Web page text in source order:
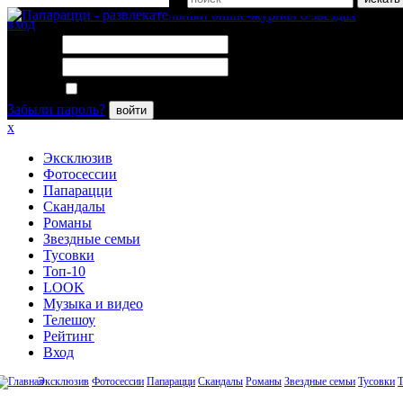
вход
Забыли пароль?
войти
x
Эксклюзив
Фотосессии
Папарацци
Скандалы
Романы
Звездные семьи
Тусовки
Топ-10
LOOK
Музыка и видео
Телешоу
Рейтинг
Вход
Эксклюзив Фотосессии Папарацци Скандалы Романы Звездные семьи Тусовки